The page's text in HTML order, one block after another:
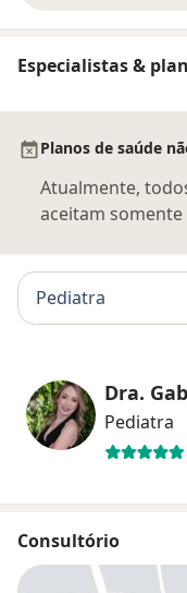
Especialistas &
Planos de saúde
Atualmente,
aceitam
Pediatra
Dra.
Pediatra
Consultório